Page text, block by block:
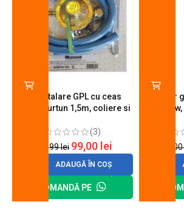
Kit instalare GPL cu ceas
butelie, furtun 1,5m, coliere si
(3)
120,99lei 99,00 lei
ADAUGĂ ÎN COȘ
COMANDĂ PE
Arzator
A600, 6
200,00